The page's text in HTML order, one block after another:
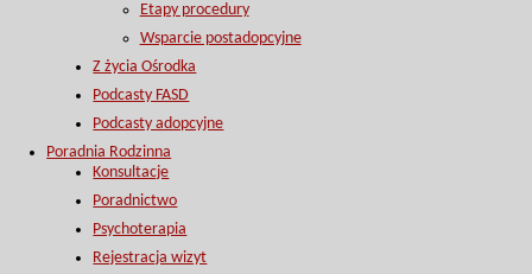
Etapy procedury
Wsparcie postadopcyjne
Z życia Ośrodka
Podcasty FASD
Podcasty adopcyjne
Poradnia Rodzinna
Konsultacje
Poradnictwo
Psychoterapia
Rejestracja wizyt